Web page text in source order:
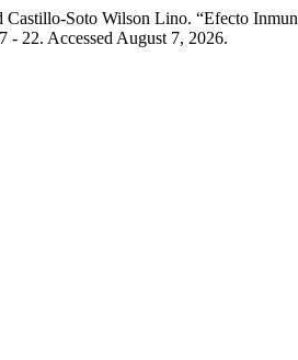
Soto Wilson Lino. “Efecto
- 22. Accessed August 7, 2026.